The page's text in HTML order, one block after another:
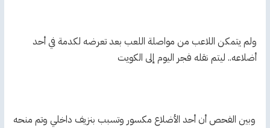
ولم يتمكن اللاعب من مواصلة اللعب بعد تعرضه لكدمة في أحد
أضلاعه.. ليتم نقله فجر اليوم إلى ‎الكويت
وبين الفحص أن أحد الأضلاع مكسور وتسبب بنزيف داخلي وتم منحه